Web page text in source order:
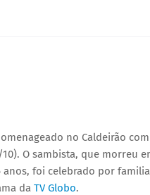
no Caldeirão
O sambista, que morreu
anos, foi celebrado por
da TV Globo.